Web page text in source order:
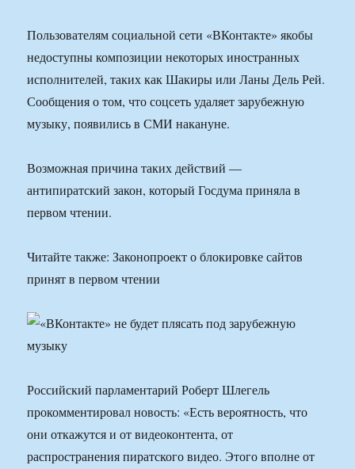
Пользователям социальной сети «ВКонтакте» якобы
недоступны композиции некоторых иностранных
исполнителей, таких как Шакиры или Ланы Дель Рей.
Сообщения о том, что соцсеть удаляет зарубежную
музыку, появились в СМИ накануне.
Возможная причина таких действий —
антипиратский закон, который Госдума приняла в
первом чтении.
Читайте также: Законопроект о блокировке сайтов
принят в первом чтении
Российский парламентарий Роберт Шлегель
прокомментировал новость: «Есть вероятность, что
они откажутся и от видеоконтента, от
распространения пиратского видео. Этого вполне от